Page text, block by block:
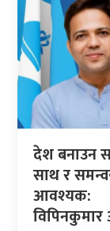
देश बनाउन
साथ र
आवश्यक: